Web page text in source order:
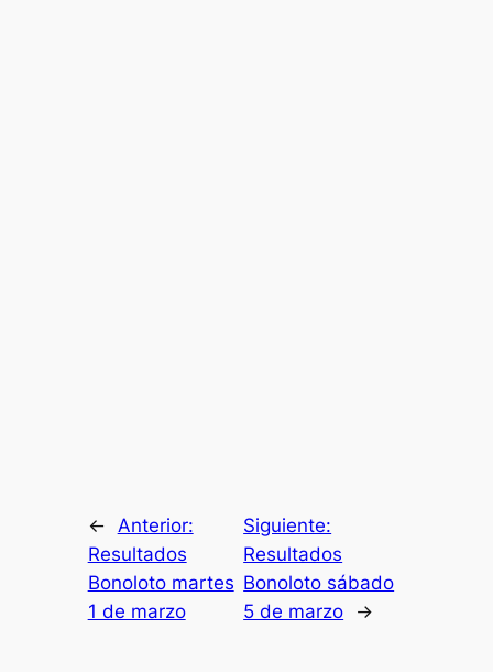
←
Anterior:
Resultados
Bonoloto martes
1 de marzo
Siguiente:
Resultados
Bonoloto sábado
5 de marzo
→